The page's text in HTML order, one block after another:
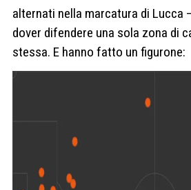
alternati nella marcatura di Lucca
dover difendere una sola zona di
stessa. E hanno fatto un figurone: